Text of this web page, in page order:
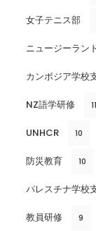
女子テニス部
ニュージーラン
カンボジア学校
NZ語学研修 11
UNHCR 10
防災教育 10
パレスチナ学校
教員研修 9